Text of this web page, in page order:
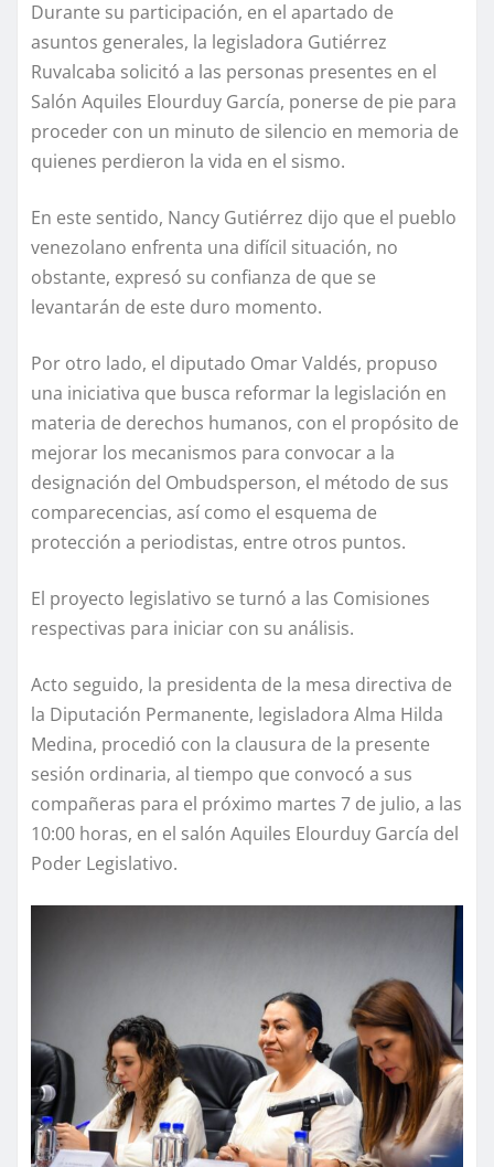
Durante su participación, en el apartado de
asuntos generales, la legisladora Gutiérrez
Ruvalcaba solicitó a las personas presentes en el
Salón Aquiles Elourduy García, ponerse de pie para
proceder con un minuto de silencio en memoria de
quienes perdieron la vida en el sismo.
En este sentido, Nancy Gutiérrez dijo que el pueblo
venezolano enfrenta una difícil situación, no
obstante, expresó su confianza de que se
levantarán de este duro momento.
Por otro lado, el diputado Omar Valdés, propuso
una iniciativa que busca reformar la legislación en
materia de derechos humanos, con el propósito de
mejorar los mecanismos para convocar a la
designación del Ombudsperson, el método de sus
comparecencias, así como el esquema de
protección a periodistas, entre otros puntos.
El proyecto legislativo se turnó a las Comisiones
respectivas para iniciar con su análisis.
Acto seguido, la presidenta de la mesa directiva de
la Diputación Permanente, legisladora Alma Hilda
Medina, procedió con la clausura de la presente
sesión ordinaria, al tiempo que convocó a sus
compañeras para el próximo martes 7 de julio, a las
10:00 horas, en el salón Aquiles Elourduy García del
Poder Legislativo.